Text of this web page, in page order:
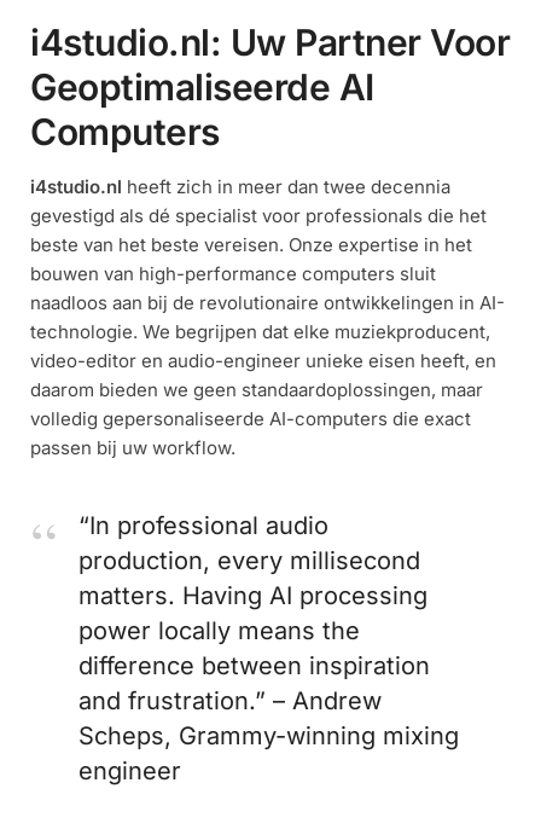
i4studio.nl: Uw Partner Voor
Geoptimaliseerde AI
Computers
i4studio.nl heeft zich in meer dan twee decennia
gevestigd als dé specialist voor professionals die het
beste van het beste vereisen. Onze expertise in het
bouwen van high-performance computers sluit
naadloos aan bij de revolutionaire ontwikkelingen in AI-
technologie. We begrijpen dat elke muziekproducent,
video-editor en audio-engineer unieke eisen heeft, en
daarom bieden we geen standaardoplossingen, maar
volledig gepersonaliseerde AI-computers die exact
passen bij uw workflow.
“In professional audio
production, every millisecond
matters. Having AI processing
power locally means the
difference between inspiration
and frustration.” – Andrew
Scheps, Grammy-winning mixing
engineer